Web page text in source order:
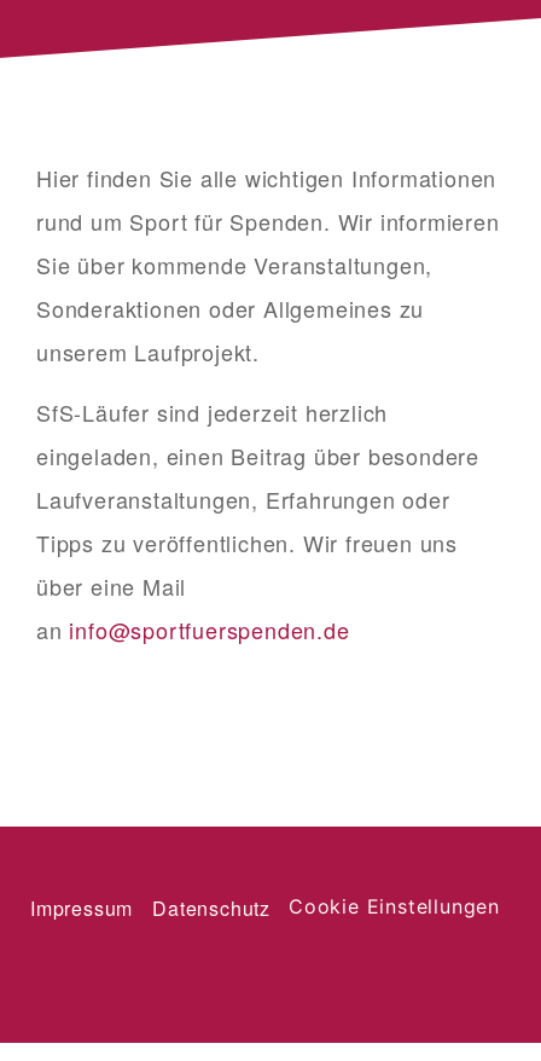
Hier finden Sie alle wichtigen Informationen
rund um Sport für Spenden. Wir informieren
Sie über kommende Veranstaltungen,
Sonderaktionen oder Allgemeines zu
unserem Laufprojekt.
SfS-Läufer sind jederzeit herzlich
eingeladen, einen Beitrag über besondere
Laufveranstaltungen, Erfahrungen oder
Tipps zu veröffentlichen. Wir freuen uns
über eine Mail
an info@sportfuerspenden.de
Impressum Datenschutz Cookie Einstellungen